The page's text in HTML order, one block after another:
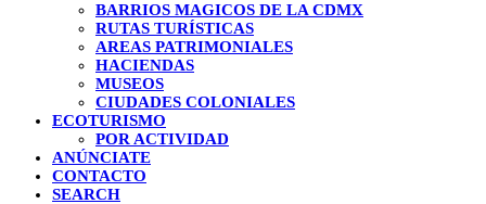
BARRIOS MAGICOS DE LA CDMX
RUTAS TURÍSTICAS
AREAS PATRIMONIALES
HACIENDAS
MUSEOS
CIUDADES COLONIALES
ECOTURISMO
POR ACTIVIDAD
ANÚNCIATE
CONTACTO
SEARCH